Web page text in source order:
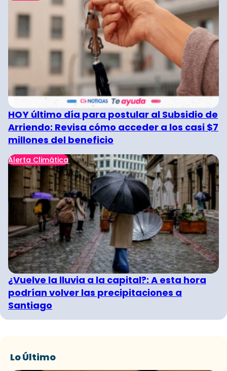
HOY último día para postular al Subsidio de
Arriendo: Revisa cómo acceder a los casi $7
millones del beneficio
Alerta Climática
¿Vuelve la lluvia a la capital?: A esta hora
podrían volver las precipitaciones a
Santiago
Lo Último